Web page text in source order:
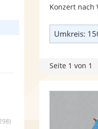
Konzert nach
Umkreis:
Seite 1 von 1